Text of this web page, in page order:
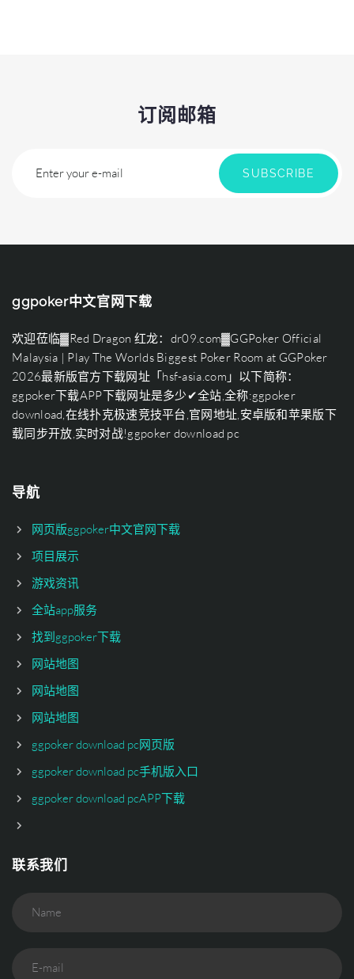
订阅邮箱
Enter your e-mail SUBSCRIBE
ggpoker中文官网下载
欢迎莅临▓Red Dragon 红龙：dr09.com▓GGPoker Official
Malaysia | Play The Worlds Biggest Poker Room at GGPoker
2026最新版官方下载网址「hsf-asia.com」以下简称：
ggpoker下载APP下载网址是多少✔全站,全称:ggpoker
download,在线扑克极速竞技平台,官网地址,安卓版和苹果版下
载同步开放,实时对战!ggpoker download pc
导航
网页版ggpoker中文官网下载
项目展示
游戏资讯
全站app服务
找到ggpoker下载
网站地图
网站地图
网站地图
ggpoker download pc网页版
ggpoker download pc手机版入口
ggpoker download pcAPP下载
联系我们
Name
E-mail